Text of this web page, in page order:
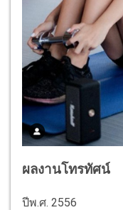
ผลงานโทรทัศน์
ปีพ.ศ. 2556